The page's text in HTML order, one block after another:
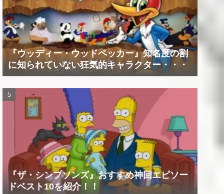
『ウッディー・ウッドペッカー』知名度の割
に知られていない狂気的キャラクター・・・
『ザ・シンプソンズ』おすすめ神回エピソー
ドベスト10を紹介！！